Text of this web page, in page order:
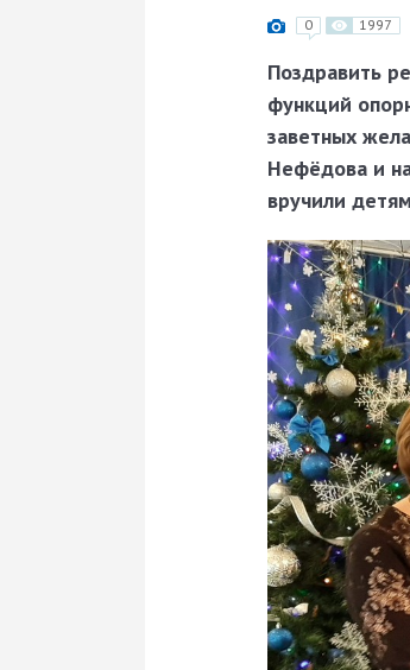
0 1997
Поздравить
функций
заветных
Нефёдова и
вручили